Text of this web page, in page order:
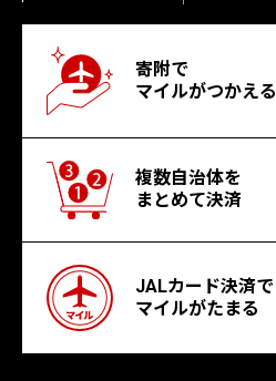
寄附で
マイルがつかえる
複数自治体を
まとめて決済
JALカード決済で
マイルがたまる